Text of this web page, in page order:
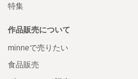
特集
作品販売について
minneで売りたい
食品販売